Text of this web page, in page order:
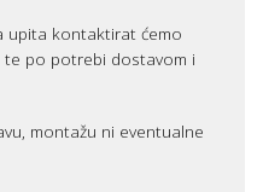
upita kontaktirat ćemo
te po potrebi dostavom i
montažu ni eventualne